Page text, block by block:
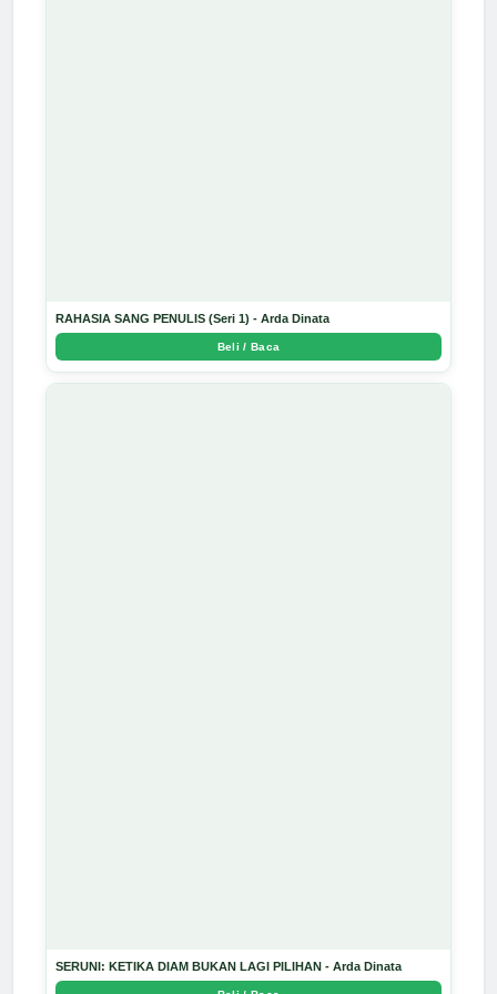
RAHASIA SANG PENULIS (Seri 1) - Arda Dinata
Beli / Baca
SERUNI: KETIKA DIAM BUKAN LAGI PILIHAN - Arda Dinata